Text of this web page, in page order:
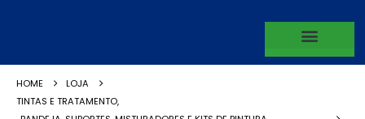
HOME
LOJA
TINTAS E TRATAMENTO,